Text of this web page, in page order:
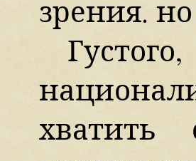
зрения.
хватить